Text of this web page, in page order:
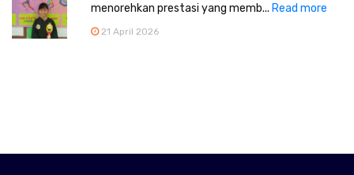
menorehkan prestasi yang memb... Read more
21 April 2026